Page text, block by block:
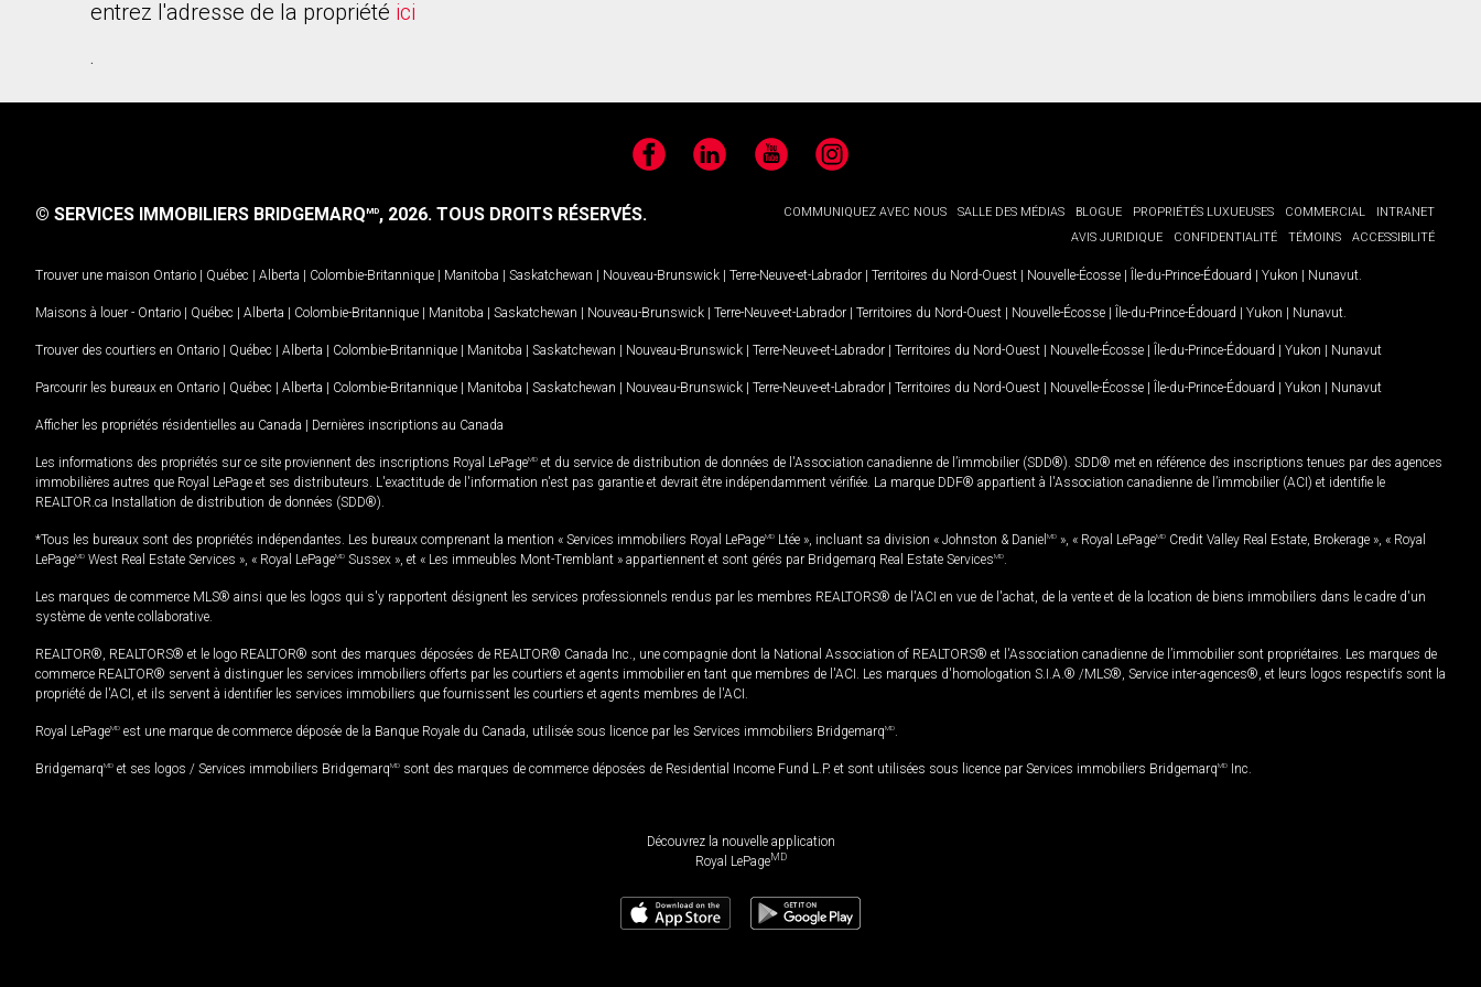
entrez l'adresse de la propriété ici
.
FacebookLinkedIn YouTubeInstagram
COMMUNIQUEZ AVEC NOUS SALLE DES MÉDIAS BLOGUE PROPRIÉTÉS LUXUEUSES COMMERCIAL
INTRANET
AVIS JURIDIQUE
CONFIDENTIALITÉ TÉMOINS ACCESSIBILITÉ
© SERVICES IMMOBILIERS BRIDGEMARQMD, 2026. TOUS DROITS RÉSERVÉS.
Trouver une maison Ontario | Québec | Alberta | Colombie-Britannique | Manitoba | Saskatchewan | Nouveau-Brunswick | Terre-Neuve-et-Labrador | Territoires du Nord-Ouest | Nouvelle-Écosse | Île-du-Prince-Édouard | Yukon | Nunavut
Maisons à louer - Ontario | Québec | Alberta | Colombie-Britannique | Manitoba | Saskatchewan | Nouveau-Brunswick | Terre-Neuve-et-Labrador | Territoires du Nord-Ouest | Nouvelle-Écosse | Île-du-Prince-Édouard | Yukon | Nunavut
Trouver des courtiers en Ontario | Québec | Alberta | Colombie-Britannique | Manitoba | Saskatchewan | Nouveau-Brunswick | Terre-Neuve-et-Labrador | Territoires du Nord-Ouest | Nouvelle-Écosse | Île-du-Prince-Édouard | Yukon | Nunavut
Parcourir les bureaux en Ontario | Québec | Alberta | Colombie-Britannique | Manitoba | Saskatchewan | Nouveau-Brunswick | Terre-Neuve-et-Labrador | Territoires du Nord-Ouest | Nouvelle-Écosse | Île-du-Prince-Édouard | Yukon | Nunavut
Afficher les propriétés résidentielles au Canada | Dernières inscriptions au Canada
Les informations des propriétés sur ce site proviennent des inscriptions Royal LePageMD et du service de distribution de données de l'Association canadienne de l’immobilier (SDD®). SDD® met en référence des inscriptions tenues par des agences
immobilières autres que Royal LePage et ses distributeurs. L'exactitude de l'information n'est pas garantie et devrait être indépendamment vérifiée. La marque DDF® appartient à l'Association canadienne de l’immobilier (ACI) et identifie le
REALTOR.ca Installation de distribution de données (SDD®).
*Tous les bureaux sont des propriétés indépendantes. Les bureaux comprenant la mention « Services immobiliers Royal LePageMD Ltée », incluant sa division « Johnston & Daniel MD », « Royal LePageMD Credit Valley Real Estate, Brokerage », « Royal
LePageMD West Real Estate Services », « Royal LePageMD Sussex », et « Les immeubles Mont-Tremblant » appartiennent et sont gérés par Bridgemarq Real Estate ServicesMD
Les marques de commerce MLS® ainsi que les logos qui s'y rapportent désignent les services professionnels rendus par les membres REALTORS® de l'ACI en vue de l'achat, de la vente et de la location de biens immobiliers dans le cadre d'un
système de vente collaborative.
REALTOR®, REALTORS® et le logo REALTOR® sont des marques déposées de REALTOR® Canada Inc., une compagnie dont la National Association of REALTORS® et l'Association canadienne de l’immobilier sont propriétaires. Les marques de
commerce REALTOR® servent à distinguer les services immobiliers offerts par les courtiers et agents immobilier en tant que membres de l'ACI. Les marques d'homologation S.I.A.® /MLS®, Service inter-agences®, et leurs logos respectifs sont la
propriété de l'ACI, et ils servent à identifier les services immobiliers que fournissent les courtiers et agents membres de l'ACI.
Royal LePageMD est une marque de commerce déposée de la Banque Royale du Canada, utilisée sous licence par les Services immobiliers BridgemarqMD
BridgemarqMD et ses logos / Services immobiliers BridgemarqMD sont des marques de commerce déposées de Residential Income Fund L.P. et sont utilisées sous licence par Services immobiliers BridgemarqMD Inc.
Découvrez la nouvelle application
Royal LePageMD